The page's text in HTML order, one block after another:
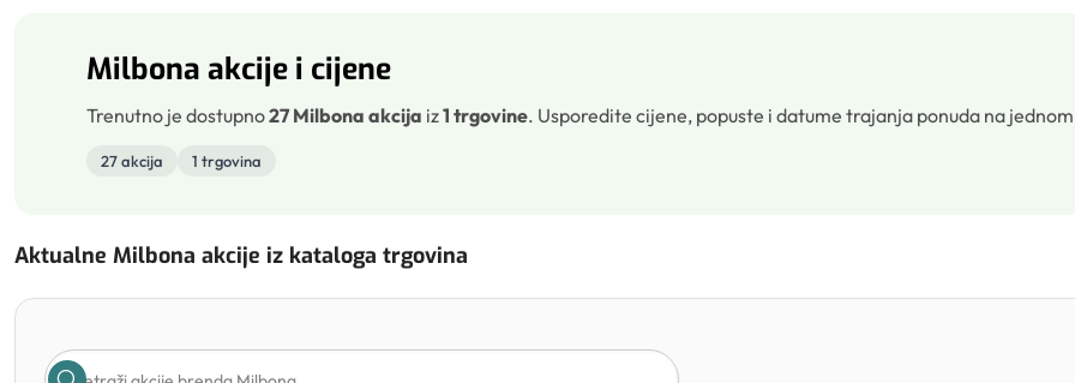
Milbona akcije i cijene
Trenutno je dostupno27 Milbona akcija iz1 trgovine. Usporedite cijene, popuste i datume trajanja ponuda na
27 akcija 1 trgovina
Aktualne Milbona akcije iz kataloga trgovina